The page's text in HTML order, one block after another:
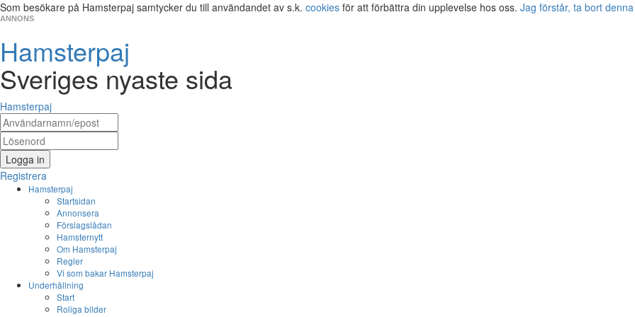
Som besökare på Hamsterpaj samtycker du till användandet av s.k. cookies för att förbättra din upplevelse hos oss. Jag förstår, ta bort
ANNONS
Hamsterpaj
Sveriges nyaste sida
Hamsterpaj
Logga in
Registrera
Hamsterpaj
Startsidan
Annonsera
Förslagslådan
Hamsternytt
Om Hamsterpaj
Regler
Vi som bakar Hamsterpaj
Underhållning
Start
Roliga bilder